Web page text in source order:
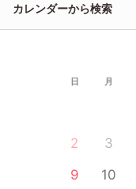
カレンダーから検索
日 月
2
3
9
10